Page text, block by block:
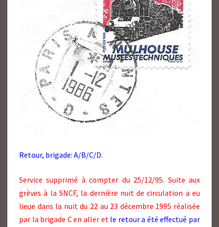
Retour, brigade: A/B/C/D.
Service supprimé à compter du 25/12/95. Suite aux
grèves à la SNCF, la dernière nuit de circulation a eu
lieue dans la nuit du 22 au 23 décembre 1995 réalisée
par la brigade C en aller et le retour a été effectué par